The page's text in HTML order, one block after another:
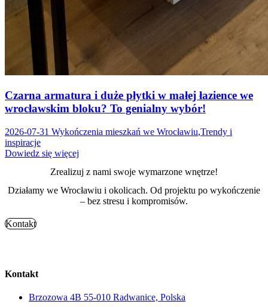
Czarna armatura i duże płytki w małej łazience we
wrocławskim bloku? To genialny wybór!
2026-07-31 Wykończenia mieszkań we Wrocławiu,Trendy i
inspiracje
Dowiedz się więcej
Zrealizuj z nami swoje wymarzone wnętrze!
Działamy we Wrocławiu i okolicach. Od projektu po wykończenie
– bez stresu i kompromisów.
Kontakt
Kontakt
Brzozowa 4B 55-010 Radwanice, Polska